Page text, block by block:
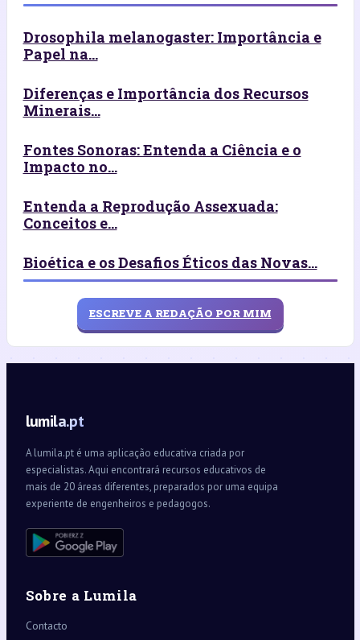
Drosophila melanogaster: Importância e
Papel na...
Diferenças e Importância dos Recursos
Minerais...
Fontes Sonoras: Entenda a Ciência e o
Impacto no...
Entenda a Reprodução Assexuada:
Conceitos e...
Bioética e os Desafios Éticos das Novas...
ESCREVE A REDAÇÃO POR MIM
lumila.pt
A lumila.pt é uma aplicação educativa criada por
especialistas. Aqui encontrará recursos educativos de
mais de 20 áreas diferentes, preparados por uma equipa
experiente de engenheiros e pedagogos.
Sobre a Lumila
Contacto